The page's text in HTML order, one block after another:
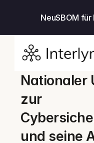
NeuSBOM
Nationaler
zur
und seine